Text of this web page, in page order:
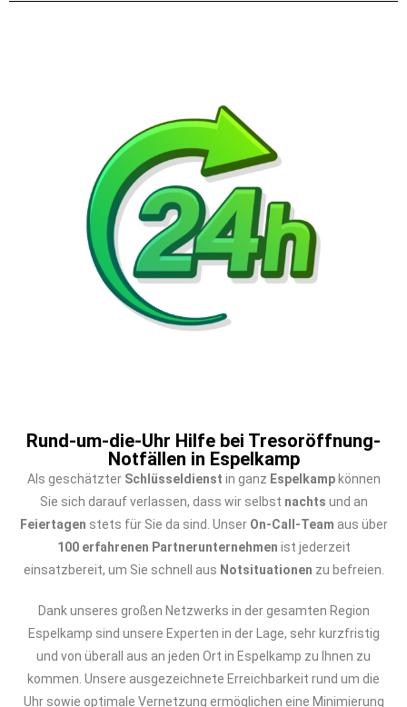
Rund-um-die-Uhr Hilfe bei Tresoröffnung-
Notfällen in Espelkamp
Als geschätzter Schlüsseldienst in ganz Espelkampkönnen
Sie sich darauf verlassen, dass wir selbst nachts und an
Feiertagen stets für Sie da sind. Unser On-Call-Team aus über
100 erfahrenen Partnerunternehmen ist jederzeit
einsatzbereit, um Sie schnell aus Notsituationen zu befreien.
Dank unseres großen Netzwerks in der gesamten Region
Espelkamp sind unsere Experten in der Lage, sehr kurzfristig
und von überall aus an jeden Ort in Espelkamp zu Ihnen zu
kommen. Unsere ausgezeichnete Erreichbarkeit rund um die
Uhr sowie optimale Vernetzung ermöglichen eine Minimierung